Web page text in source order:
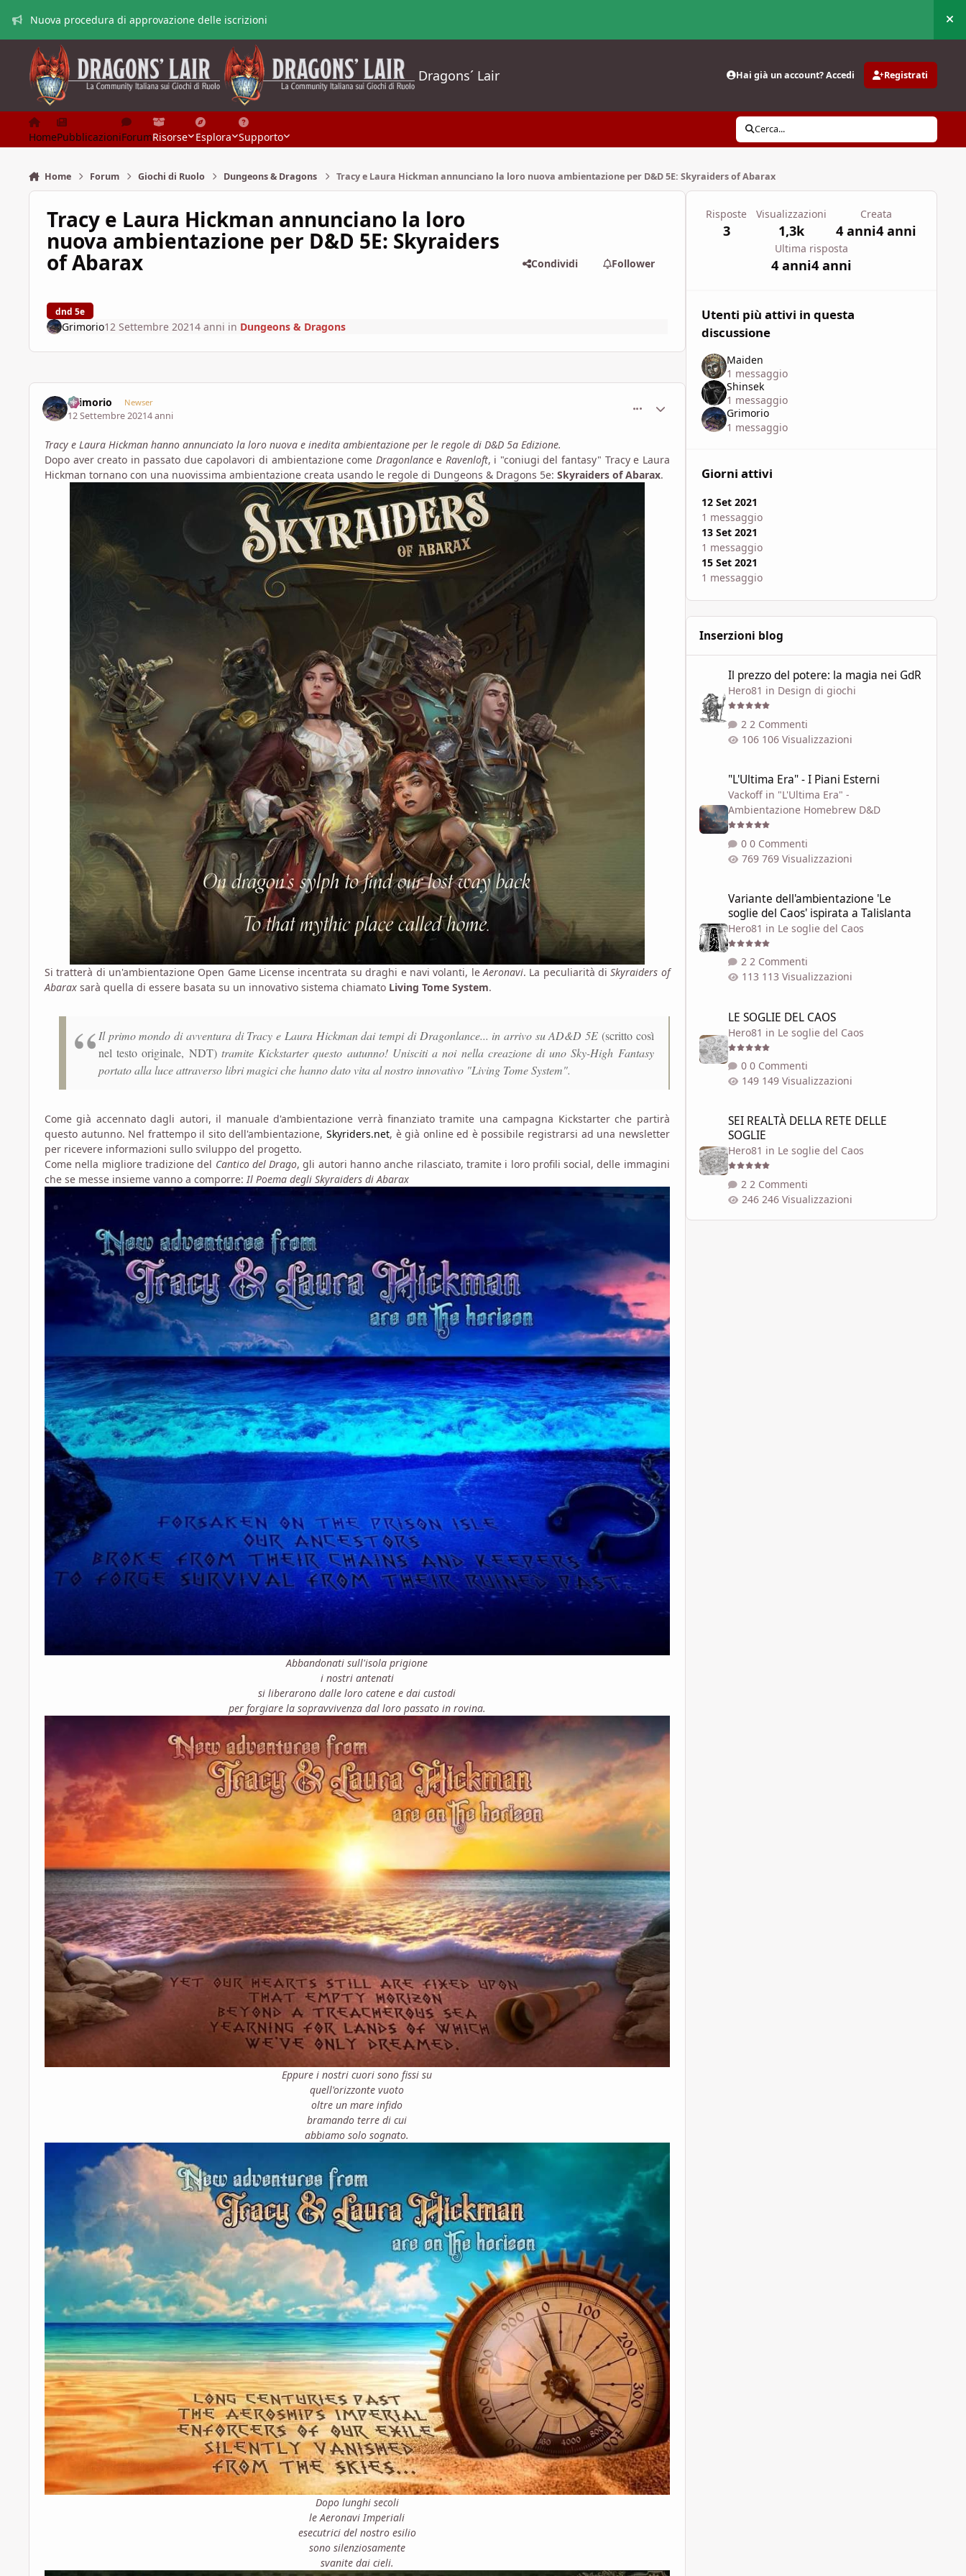
Nuova procedura di approvazione delle iscrizioni
Dragons´ Lair Hai già un account? Accedi Registrati
HomePubblicazioniForumRisorse Esplora Supporto
Cerca...
Home Forum Giochi di Ruolo Dungeons & Dragons Tracy e Laura Hickman annunciano la loro nuova ambientazione per D&D 5E: Skyraiders of Abarax
Tracy e Laura Hickman annunciano la loro
nuova ambientazione per D&D 5E: Skyraiders
of Abarax
dnd 5e
Condividi Follower
Grimorio12 Settembre 20214 anni in Dungeons & Dragons
Grimorio Newser
12 Settembre 20214 anni
comment_1771664
Statistiche Autore
Tracy e Laura Hickman hanno annunciato la loro nuova e inedita ambientazione per le regole di D&D 5a Edizione.
Dopo aver creato in passato due capolavori di ambientazione come Dragonlancee Ravenloft, i "coniugi del fantasy" Tracy e Laura
Hickman tornano con una nuovissima ambientazione creata usando le regole di Dungeons & Dragons 5e: Skyraiders of Abarax.
Si tratterà di un'ambientazione Open Game License incentrata su draghi e navi volanti, le Aeronavi. La peculiarità diSkyraiders of
Abarax sarà quella di essere basata su un innovativo sistema chiamato Living Tome System.
Il primo mondo di avventura di Tracy e Laura Hickman dai tempi di Dragonlance... in arrivo su AD&D 5E (scritto così
nel testo originale, NDT)tramite Kickstarter questo autunno! Unisciti a noi nella creazione di uno Sky-High Fantasy
portato alla luce attraverso libri magici che hanno dato vita al nostro innovativo "Living Tome System".
Come già accennato dagli autori, il manuale d'ambientazione verrà finanziato tramite una campagna Kickstarter che partirà
questo autunno. Nel frattempo il sito dell'ambientazione, Skyriders.net, è già online ed è possibile registrarsi ad una newsletter
per ricevere informazioni sullo sviluppo del progetto.
Come nella migliore tradizione del Cantico del Drago, gli autori hanno anche rilasciato, tramite i loro profili social, delle immagini
che se messe insieme vanno a comporre: Il Poema degli Skyraiders di Abarax
Abbandonati sull'isola prigione
i nostri antenati
si liberarono dalle loro catene e dai custodi
per forgiare la sopravvivenza dal loro passato in rovina.
Eppure i nostri cuori sono fissi su
quell'orizzonte vuoto
oltre un mare infido
bramando terre di cui
abbiamo solo sognato.
Dopo lunghi secoli
le Aeronavi Imperiali
esecutrici del nostro esilio
sono silenziosamente
svanite dai cieli.
Risposte
3
Visualizzazioni
1,3k
Creata
4 anni4 anni
Ultima risposta
4 anni4 anni
Utenti più attivi in questa
discussione
Maiden
1 messaggio
Shinsek
1 messaggio
Grimorio
1 messaggio
Giorni attivi
12 Set 2021
1 messaggio
13 Set 2021
1 messaggio
15 Set 2021
1 messaggio
Inserzioni blog
Il prezzo del potere: la magia nei GdR
Hero81 in Design di giochi
2 Commenti
106 Visualizzazioni
"L'Ultima Era" - I Piani Esterni
Vackoffin "L'Ultima Era" -
Ambientazione Homebrew D&D
0 Commenti
769 Visualizzazioni
Variante dell'ambientazione 'Le
soglie del Caos' ispirata a Talislanta
Hero81 in Le soglie del Caos
2 Commenti
113 Visualizzazioni
LE SOGLIE DEL CAOS
Hero81 in Le soglie del Caos
0 Commenti
149 Visualizzazioni
SEI REALTÀ DELLA RETE DELLE
SOGLIE
Hero81 in Le soglie del Caos
2 Commenti
246 Visualizzazioni